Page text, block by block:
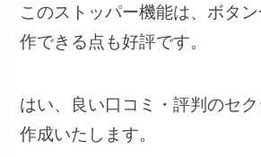
このストッパー機能は、ボタ
作できる点も好評です。
はい、良い口コミ・評判のセ
作成いたします。